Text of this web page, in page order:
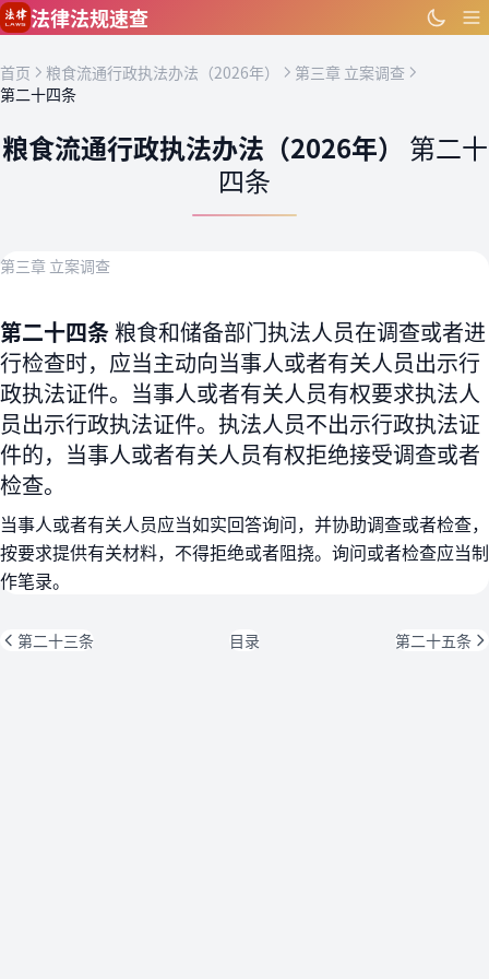
跳到主要内容
法律法规速查
首页 粮食流通行政执法办法（2026年）
第三章 立案调查
第二十四条
粮食流通行政执法办法（2026年） 第二十
四条
第三章 立案调查
第二十四条粮食和储备部门执法人员在调查或者进
行检查时，应当主动向当事人或者有关人员出示行
政执法证件。当事人或者有关人员有权要求执法人
员出示行政执法证件。执法人员不出示行政执法证
件的，当事人或者有关人员有权拒绝接受调查或者
检查。
当事人或者有关人员应当如实回答询问，并协助调查或者检查，
按要求提供有关材料，不得拒绝或者阻挠。询问或者检查应当制
作笔录。
第二十三条 目录 第二十五条